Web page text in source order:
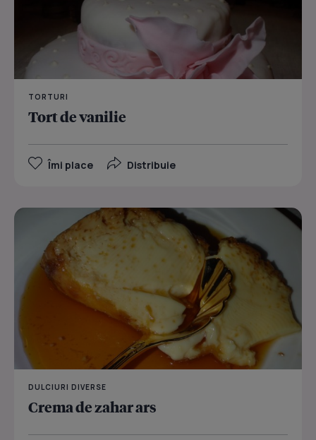
TORTURI
Tort de vanilie
Îmi place Distribuie
DULCIURI DIVERSE
Crema de zahar ars